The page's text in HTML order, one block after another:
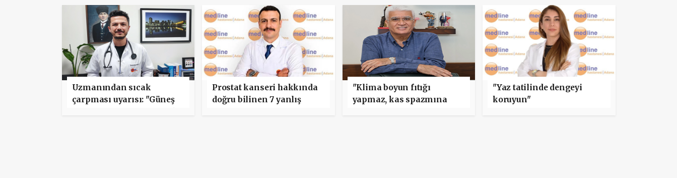
Uzmanından sıcak
çarpması uyarısı: "Güneş
Prostat kanseri hakkında
doğru bilinen 7 yanlış
"Klima boyun fıtığı
yapmaz, kas spazmına
"Yaz tatilinde dengeyi
koruyun"